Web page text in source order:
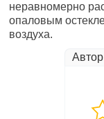
неравномерно
опаловым
воздуха.